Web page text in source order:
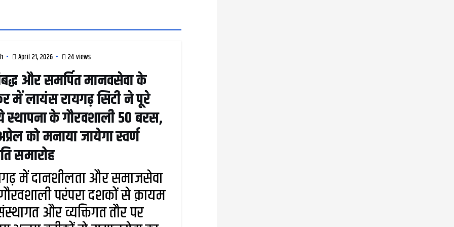
April 21, 2026 24 views
और समर्पित मानवसेवा के
में लायंस रायगढ़ सिटी ने पूरे
स्थापना के गौरवशाली 50 बरस,
को मनाया जायेगा स्वर्ण
समारोह
में दानशीलता और समाजसेवा
परंपरा दशकों से क़ायम
और व्यक्तिगत तौर पर